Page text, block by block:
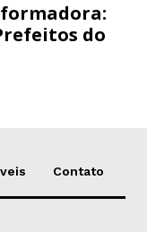
do
Contato